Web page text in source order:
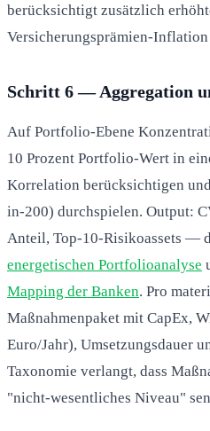
berücksichtigt zusätzlich
Versicherungsprämien-
Schritt 6 — Aggregation
Auf Portfolio-Ebene
10 Prozent Portfolio-Wert in
Korrelation berücksichtigen
in-200) durchspielen. Output:
Anteil, Top-10-Risikoassets —
energetischen Portfolioanalyse
Mapping der Banken. Pro
Maßnahmenpaket mit CapEx,
Euro/Jahr), Umsetzungsdauer
Taxonomie verlangt, dass
"nicht-wesentliches Niveau"